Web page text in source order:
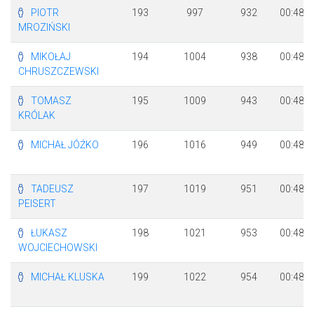
PIOTR
MROZIŃSKI
193 997 932
MIKOŁAJ
CHRUSZCZEWSKI
194 1004 938
TOMASZ
KRÓLAK
195 1009 943
MICHAŁ JÓŹKO 196 1016 949
TADEUSZ
PEISERT
197 1019 951
ŁUKASZ
WOJCIECHOWSKI
198 1021 953
MICHAŁ KLUSKA 199 1022 954